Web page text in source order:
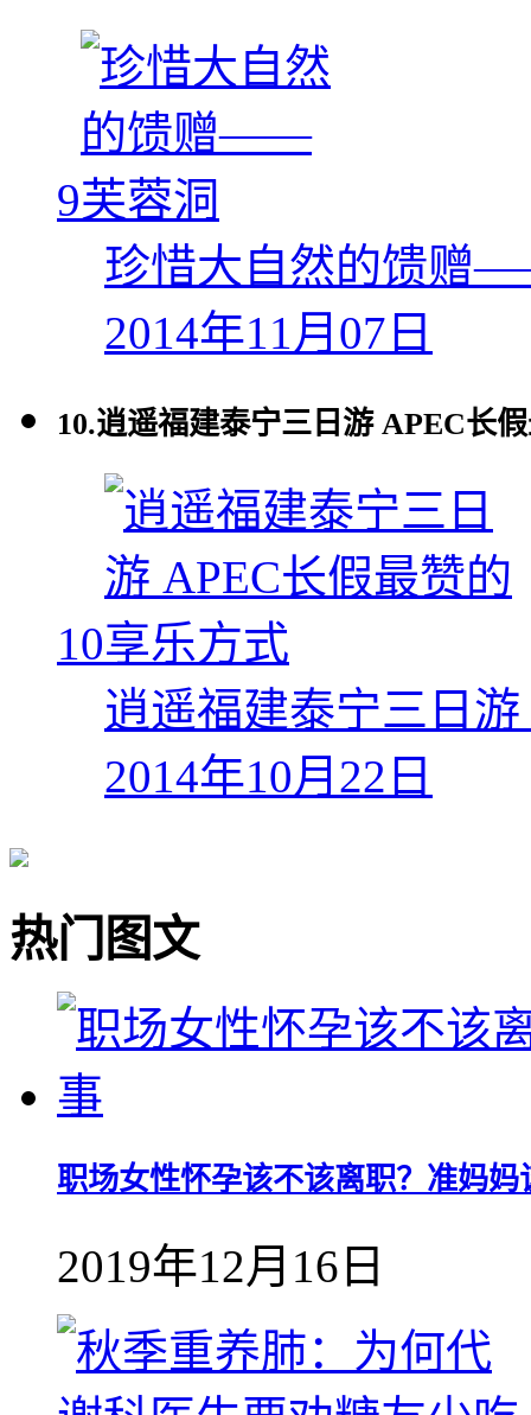
9
珍惜大自然的馈赠
2014年11月07日
10.逍遥福建泰宁三日游 APEC长
10
逍遥福建泰宁三日
2014年10月22日
热门图文
职场女性怀孕该不该离职？准妈
2019年12月16日